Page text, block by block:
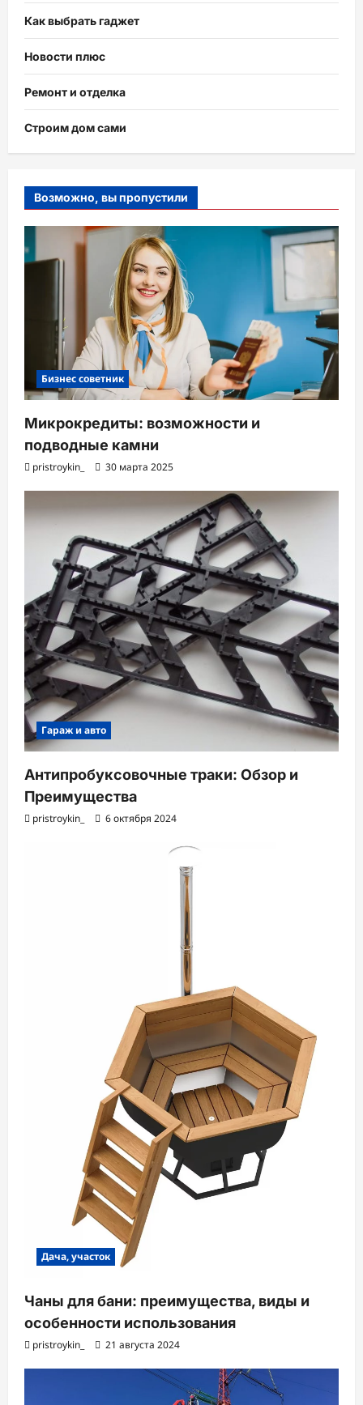
Как выбрать гаджет
Новости плюс
Ремонт и отделка
Строим дом сами
Возможно, вы пропустили
Бизнес советник
Микрокредиты: возможности и
подводные камни
pristroykin_ 30 марта 2025
Гараж и авто
Антипробуксовочные траки: Обзор и
Преимущества
pristroykin_ 6 октября 2024
Дача, участок
Чаны для бани: преимущества, виды и
особенности использования
pristroykin_ 21 августа 2024